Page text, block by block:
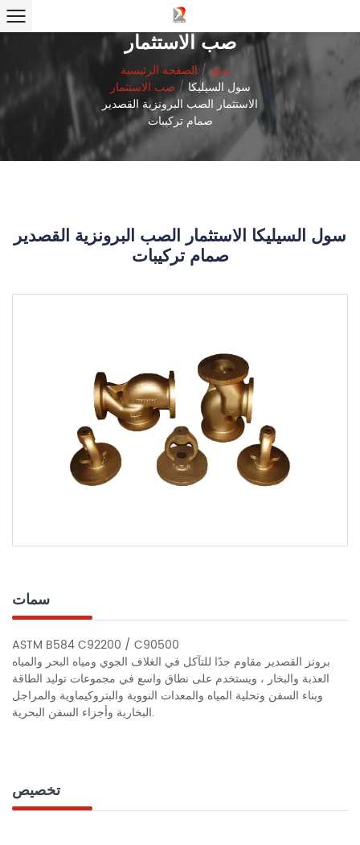
صب الاستثمار
الصفحة الرئيسية /منتج
صب الاستثمار /سول السيليكا
الاستثمار الصب البرونزية القصدير
صمام تركيبات
سول السيليكا الاستثمار الصب البرونزية القصدير
صمام تركيبات
سمات
ASTM B584 C92200 / C90500
برونز القصدير مقاوم جدًا للتآكل في الغلاف الجوي ومياه البحر والمياه
العذبة والبخار ، ويستخدم على نطاق واسع في مجموعات توليد الطاقة
وبناء السفن وتحلية المياه والمعدات النووية والبتروكيماوية والمراجل
البخارية وأجزاء السفن البحرية.
تخصيص